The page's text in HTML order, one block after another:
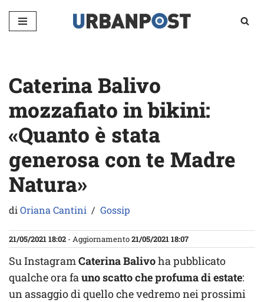
Vai
Caterina Balivo
mozzafiato in bikini:
«Quanto è stata
generosa con te Madre
Natura»
diOriana Cantini Gossip
21/05/2021 18:02 - Aggiornamento21/05/2021 18:07
Su InstagramCaterina Balivoha pubblicato
qualche ora fauno scatto che profuma di estate:
un assaggio di quello che vedremo nei prossimi